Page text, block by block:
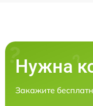
Нужна
Закажите